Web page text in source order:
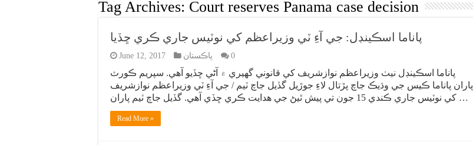
Tag Archives: Court reserves Panama case decision
پاناما اسڪينڊل: جي آءِ ٽي وزيراعظم کي نوٽيس جاري ڪري ڇڏيا
June 12, 2017 پاڪستان 0
پاناما اسڪينڊل نيٺ وزيراعظم نوازشريف کي قانوني گهيري ۾ آڻي ڇڏيو آهي. سپريم ڪورٽ
پاران پاناما ڪيس جي وڌيڪ جاچ پڙتال لاءِ جوڙيل گڏيل جاچ ٽيم / جي آءِ ٽي وزيراعظم نوازشريف
کي نوٽيس جاري ڪندي 15 جون تي پيش ٿيڻ جي هدايت ڪري ڇڏي آهي. گڏيل جاچ ٽيم پاران …
Read More »